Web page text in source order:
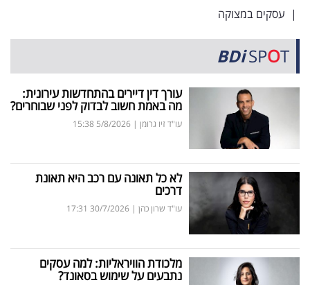
| עסקים במצוקה
BDiSPOT
עורך דין דיירים בהתחדשות עירונית:
מה באמת חשוב לבדוק לפני שבוחרים?
עו"ד זיו גרומן |
5/8/2026
15:38
לא כל תאונה עם רכב היא תאונת
דרכים
עו"ד שרון כהן |
30/7/2026
17:31
מלכודת הוויראליות: למה עסקים
נתבעים על שימוש בסאונד?